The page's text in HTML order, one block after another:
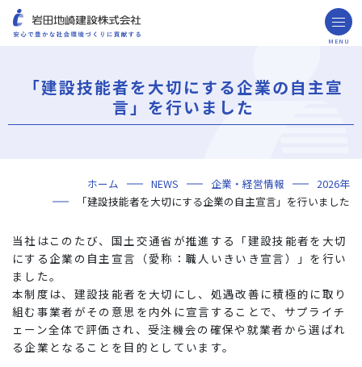
MENU
ごあいさつ
ミッション・ビジョン・社訓
会社概要
組織図
役員一覧
沿革
岩田地崎の歴史
事業所一覧
関連会社
プレスリリース
財務情報
岩田地崎建設のCM
3分でわかる岩田地崎建設
年代から探す
地域別で探す
用途区分から探す
GISマップシステム
Niseko Project
プロジェクトレポート
技術・ソリューション
ソリューション
海外事業
NISEKO PROJECTS
閉じる
「建設技能者を大切にする企業の自主宣
言」を行いました
ホーム NEWS 企業・経営情報
2026年
「建設技能者を大切にする企業の自主宣言」を行いました
当社はこのたび、国土交通省が推進する「建設技能者を大切
にする企業の自主宣言（愛称：職人いきいき宣言）」を行い
ました。
本制度は、建設技能者を大切にし、処遇改善に積極的に取り
組む事業者がその意思を内外に宣言することで、サプライチ
ェーン全体で評価され、受注機会の確保や就業者から選ばれ
る企業となることを目的としています。